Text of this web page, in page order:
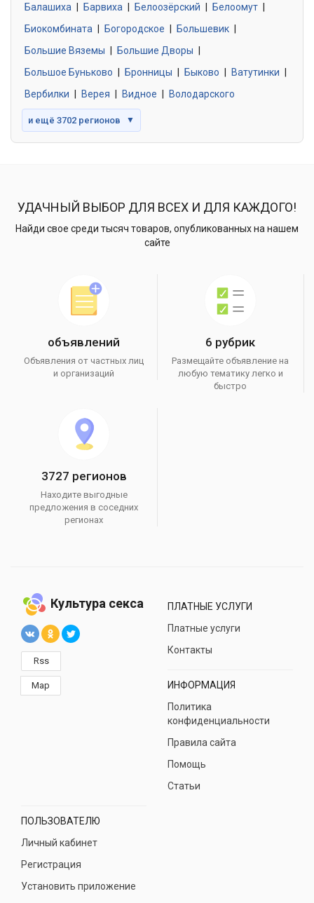
Знакомства без обязательств
0 объявлений
Балашиха
Барвиха Белоозёрский Белоомут
Биокомбината
Богородское Большевик
Большие Вяземы
Большие Дворы
Большое Буньково
Бронницы Быково Ватутинки
Вербилки
Верея Видное Володарского
и ещё 3702 регионов ▼
УДАЧНЫЙ ВЫБОР ДЛЯ ВСЕХ И ДЛЯ КАЖДОГО!
Найди свое среди тысяч товаров, опубликованных на нашем
сайте
объявлений
Объявления от частных лиц
и организаций
6 рубрик
Размещайте объявление на
любую тематику легко и
быстро
3727 регионов
Находите выгодные
предложения в соседних
регионах
Культура секса
Rss
Map
ПЛАТНЫЕ УСЛУГИ
Платные услуги
Контакты
ИНФОРМАЦИЯ
Политика
конфиденциальности
Правила сайта
Помощь
Статьи
ПОЛЬЗОВАТЕЛЮ
Личный кабинет
Регистрация
Установить приложение